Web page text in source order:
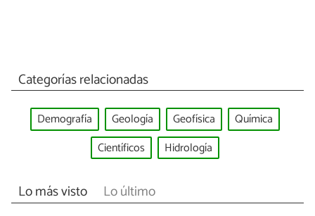
Categorías relacionadas
Demografía Geología Geofísica
Química
Científicos
Hidrología
Lo más visto Lo último